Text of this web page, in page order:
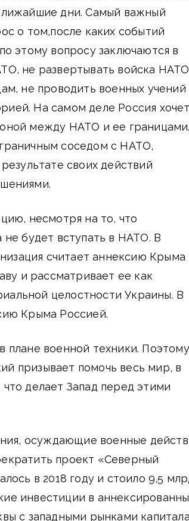
дни. Самый важный
о том,после каких событий
этому вопросу заключаются в
не развертывать войска
не проводить военных учений
На самом деле Россия
между НАТО и ее границами.
соседом с НАТО,
своих действий
несмотря на то, что
не будет вступать в НАТО. В
считает аннексию Крыма
и рассматривает ее как
целостности Украины. В
Крыма Россией.
плане военной техники. Поэтому
призывает помочь весь мир, в
делает Запад перед этими
осуждающие военные
проект «Северный
в 2018 году и стоило 9,5
инвестиции в
с западными рынками капитала